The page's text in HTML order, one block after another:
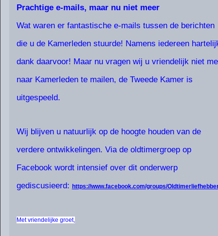
Prachtige e-mails, maar nu niet meer
Wat waren er fantastische e-mails tussen de berichten
die u de Kamerleden stuurde! Namens iedereen
dank daarvoor! Maar nu vragen wij u vriendelijk niet
naar Kamerleden te mailen, de Tweede Kamer is
uitgespeeld.
Wij blijven u natuurlijk op de hoogte houden van de
verdere ontwikkelingen. Via de oldtimergroep op
Facebook wordt intensief over dit onderwerp
gediscusieerd: https://www.facebook.com/groups/
Met vriendelijke groet,